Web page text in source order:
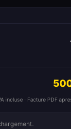
incluse · Facture PDF